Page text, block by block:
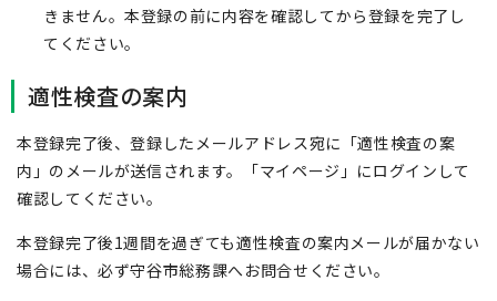
きません。本登録の前に内容を確認してから登録を完了し
てください。
適性検査の案内
本登録完了後、登録したメールアドレス宛に「適性検査の案
内」のメールが送信されます。「マイページ」にログインして
確認してください。
本登録完了後1週間を過ぎても適性検査の案内メールが届かない
場合には、必ず守谷市総務課へお問合せください。